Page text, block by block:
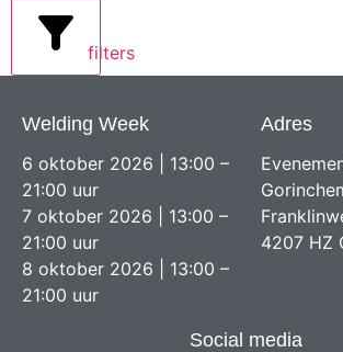
filters
Welding Week
6 oktober 2026 | 13:00 –
21:00 uur
7 oktober 2026 | 13:00 –
21:00 uur
8 oktober 2026 | 13:00 –
21:00 uur
Adres
4207 HZ
Social media